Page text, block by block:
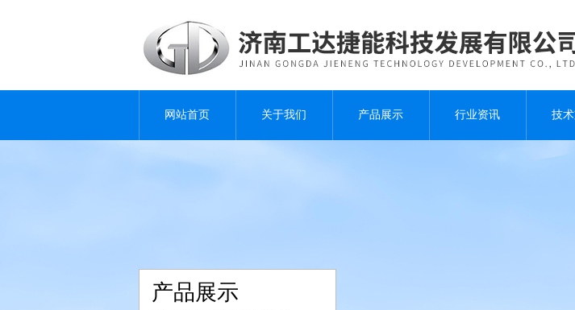
网站首页 关于我们 产品展示 行业资讯 技
产品展示